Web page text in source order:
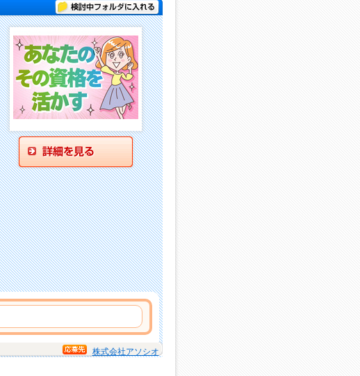
検討中フォルダに入れる
株式会社アソシオ